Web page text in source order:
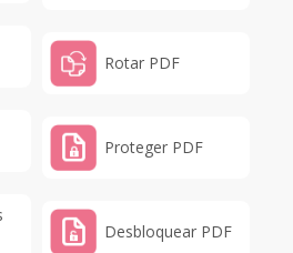
Rotar PDF
Proteger PDF
Desbloquear PDF